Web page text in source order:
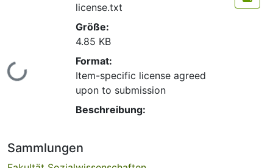
Lade...
license.txt
Größe:
4.85 KB
Format:
Item-specific license agreed
upon to submission
Beschreibung:
Sammlungen